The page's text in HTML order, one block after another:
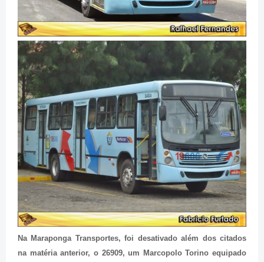
Na Maraponga Transportes, foi desativado além dos citados
na matéria anterior, o 26909, um Marcopolo Torino equipado